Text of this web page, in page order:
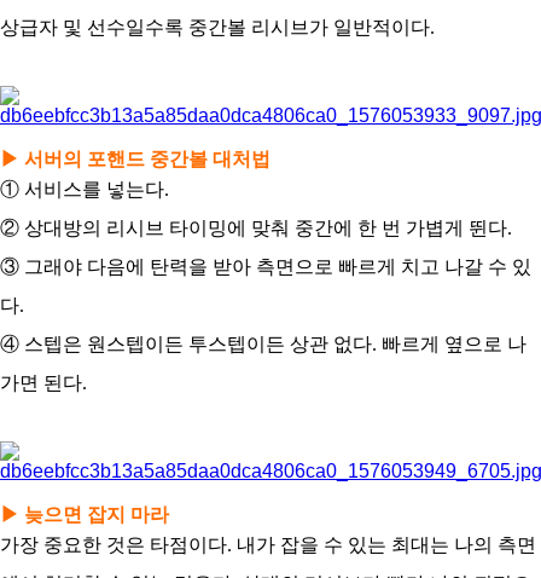
상급자 및 선수일수록 중간볼 리시브가 일반적이다.
▶ 서버의 포핸드 중간볼 대처법
① 서비스를 넣는다.
② 상대방의 리시브 타이밍에 맞춰 중간에 한 번 가볍게 뛴다.
③ 그래야 다음에 탄력을 받아 측면으로 빠르게 치고 나갈 수 있
다.
④ 스텝은 원스텝이든 투스텝이든 상관 없다. 빠르게 옆으로 나
가면 된다.
▶ 늦으면 잡지 마라
가장 중요한 것은 타점이다. 내가 잡을 수 있는 최대는 나의 측면